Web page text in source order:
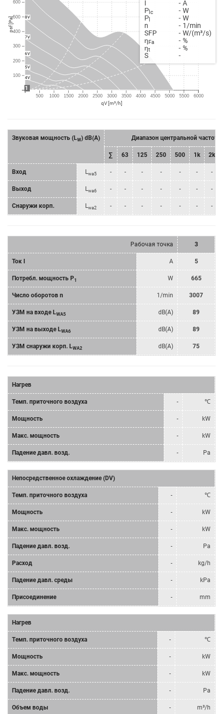
500 1000 1500 2000 2500 3000 3500 4000 4500 5000 5500 6000
psf [Pa]
600
500
400
300
200
100
qV [m³/h]
4V
5V
6V
7V
8V
1
Ι - A
Ρlc - W
Ρl - W
n
- 1/min
SFP
- W/(m³/s)
η Fa - %
ηt - %
S
-
Звуковая мощность (LW) dB(A) Диапазон центральной частоты
∑ 63 125 250 500 1k 2k
Bход Lwa5 - - - - - - -
Bыход Lwa6 - - - - - - -
Снаружи корп. Lwa2 - - - - - - -
Рабочая точка 3
Ток I A 5
Потребл. мощность P1 W 665
Число оборотов n 1/min 3007
УЗМ на входе LWA5 dB(A) 89
УЗМ на выходе LWA6 dB(A) 89
УЗМ снаружи корп. LWA2 dB(A) 75
Нагрев
Tемп. приточного воздуха - ℃
Мощность - kW
Mакс. мощность - kW
Падение давл. возд. - Pa
Непосредственное охлаждение (DV)
Tемп. приточного воздуха - ℃
Мощность - kW
Mакс. мощность - kW
Падение давл. возд. - Pa
Расход - kg/h
Падение давл. среды - kPa
Присоединение - mm
Нагрев
Tемп. приточного воздуха - ℃
Мощность - kW
Mакс. мощность - kW
Падение давл. возд. - Pa
Объем воды - m³/h